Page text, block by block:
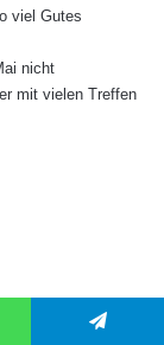
viel Gutes
nicht
mit vielen Treffen
Aber ich freue